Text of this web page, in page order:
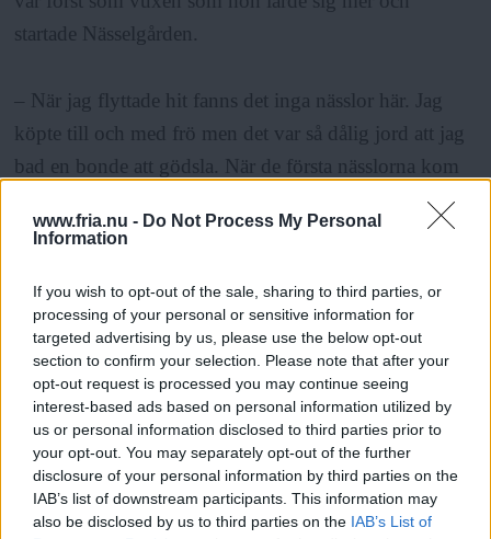
www.fria.nu - Do Not Process My Personal
Information
If you wish to opt-out of the sale, sharing to third parties, or
processing of your personal or sensitive information for
targeted advertising by us, please use the below opt-out
section to confirm your selection. Please note that after your
opt-out request is processed you may continue seeing
interest-based ads based on personal information utilized by
us or personal information disclosed to third parties prior to
your opt-out. You may separately opt-out of the further
disclosure of your personal information by third parties on the
IAB’s list of downstream participants. This information may
also be disclosed by us to third parties on the IAB’s List of
startade Nässelgården.
– När jag flyttade hit fanns det inga nässlor här. Jag
köpte till och med frö men det var så dålig jord att jag
bad en bonde att gödsla. När de första nässlorna kom
sa jag till dem ”välkommen lilla nässelplanta och tack
för att du vill komma till mig”, man måste vara lite
Hennes föräldrarvar aldrig särskilt intresserade av
nässlor och inte hennes barn heller, men barnbarnen är
det. När hon har ordnat kurser och tagit emot besökare
till gården har hon märkt att många är nyfikna på
nässlor.
ANNONS